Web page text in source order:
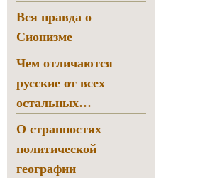
Вся правда о
Сионизме
Чем отличаются
русские от всех
остальных…
О странностях
политической
географии